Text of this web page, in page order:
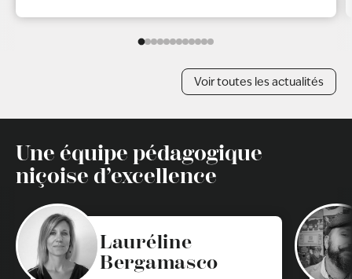
Voir toutes les actualités
Une équipe pédagogique
niçoise d’excellence
Lauréline
Bergamasco